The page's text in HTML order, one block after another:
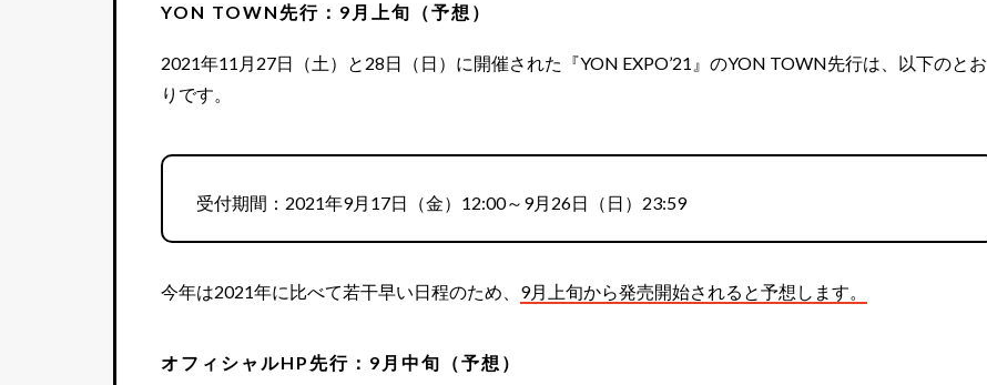
YON TOWN先行：9月上旬（予想）
2021年11月27日（土）と28日（日）に開催された『YON EXPO’21』のYON TOWN先行は、以下のとお
りです。
受付期間：2021年9月17日（金）12:00～9月26日（日）23:59
今年は2021年に比べて若干早い日程のため、 9月上旬から発売開始されると予想します。
オフィシャルHP先行：9月中旬（予想）